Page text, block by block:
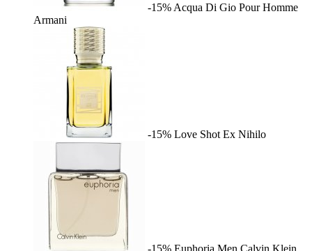
-15% Acqua Di Gio Pour Homme
Armani
-15% Love Shot Ex Nihilo
-15% Euphoria Men Calvin Klein